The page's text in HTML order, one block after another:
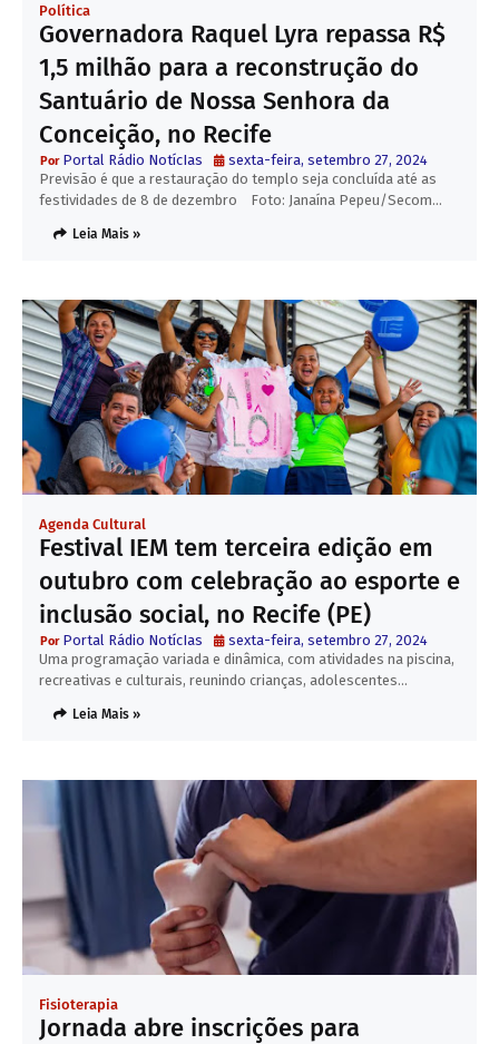
Política
Governadora Raquel Lyra repassa R$
1,5 milhão para a reconstrução do
Santuário de Nossa Senhora da
Conceição, no Recife
Portal Rádio NotícIas
sexta-feira, setembro 27, 2024
Previsão é que a restauração do templo seja concluída até as
festividades de 8 de dezembro Foto: Janaína Pepeu/Secom…
Leia Mais »
Agenda Cultural
Festival IEM tem terceira edição em
outubro com celebração ao esporte e
inclusão social, no Recife (PE)
Portal Rádio NotícIas
sexta-feira, setembro 27, 2024
Uma programação variada e dinâmica, com atividades na piscina,
recreativas e culturais, reunindo crianças, adolescentes…
Leia Mais »
Fisioterapia
Jornada abre inscrições para